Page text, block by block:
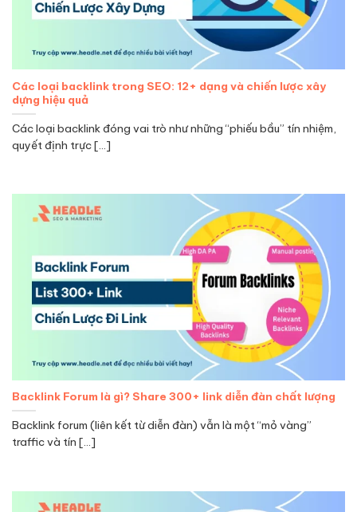
Các loại backlink trong SEO: 12+ dạng và chiến lược xây
dựng hiệu quả
Các loại backlink đóng vai trò như những “phiếu bầu” tín nhiệm,
quyết định trực [...]
Backlink Forum là gì? Share 300+ link diễn đàn chất lượng
Backlink forum (liên kết từ diễn đàn) vẫn là một “mỏ vàng”
traffic và tín [...]